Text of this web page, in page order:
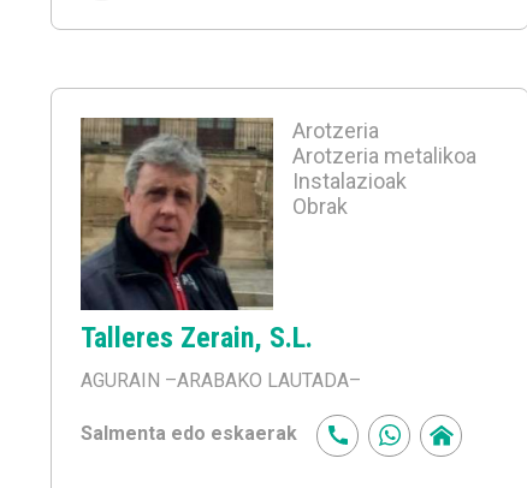
Arotzeria
Arotzeria metalikoa
Instalazioak
Obrak
Talleres Zerain, S.L.
AGURAIN –ARABAKO LAUTADA–
Salmenta edo eskaerak